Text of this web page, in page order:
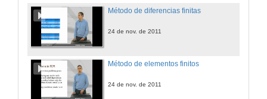
Método de diferencias finitas
24 de nov. de 2011
Método de elementos finitos
24 de nov. de 2011